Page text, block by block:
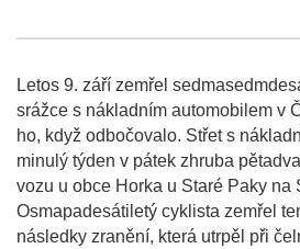
Letos 9. září zemřel
srážce s nákladním automobilem v
ho, když odbočovalo. Střet s
minulý týden v pátek zhruba
vozu u obce Horka u Staré Paky na
Osmapadesátiletý cyklista zemřel
následky zranění, která utrpěl při